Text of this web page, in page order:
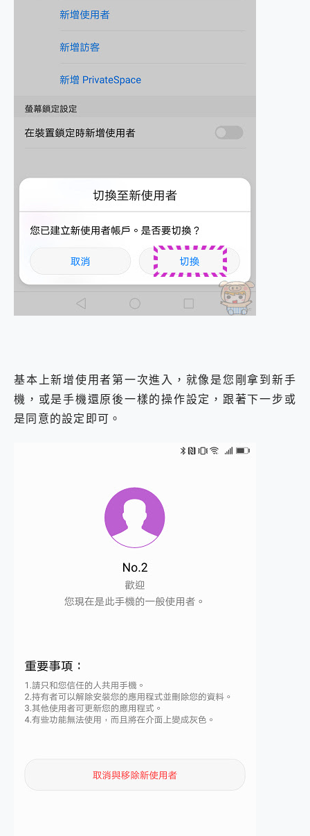
基本上新增使用者第一次進入，就像是您剛拿到新手
機，或是手機還原後一樣的操作設定，跟著下一步或
是同意的設定即可。